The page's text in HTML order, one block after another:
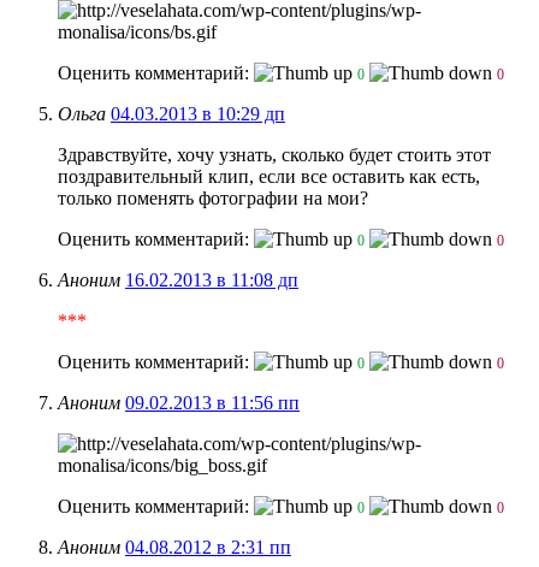
Оценить комментарий: 0 0
Ольга 04.03.2013 в 10:29 дп
Здравствуйте, хочу узнать, сколько будет стоить этот
поздравительный клип, если все оставить как есть,
только поменять фотографии на мои?
Оценить комментарий:
0 0
Аноним 16.02.2013 в 11:08 дп
***
Оценить комментарий:
0 0
Аноним 09.02.2013 в 11:56 пп
Оценить комментарий: 0 0
Аноним 04.08.2012 в 2:31 пп